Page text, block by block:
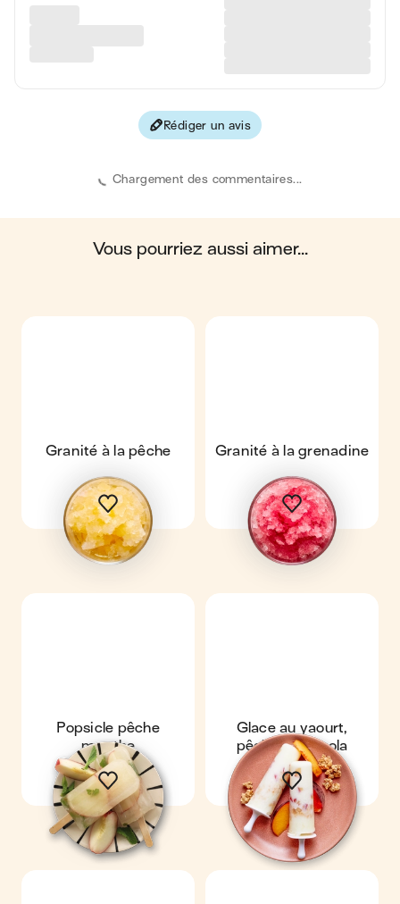
Rédiger un avis
Chargement des commentaires...
vous pourriez aussi aimer...
Granité à la pêche Granité à la grenadine
Popsicle pêche
menthe
Glace au yaourt,
pêche & granola